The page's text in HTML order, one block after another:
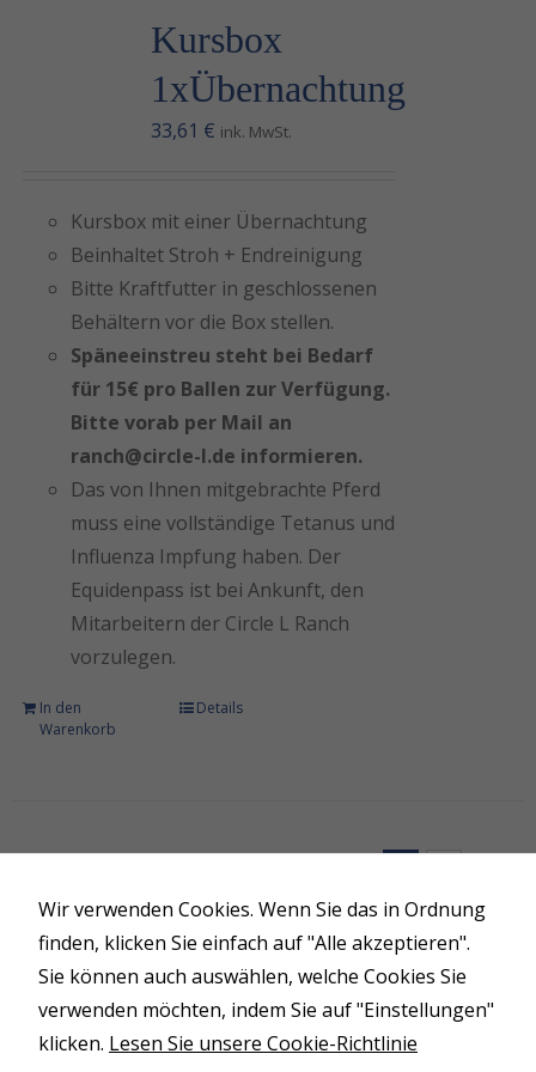
Kursbox
1xÜbernachtung
33,61 € ink. MwSt.
Kursbox mit einer Übernachtung
Beinhaltet Stroh + Endreinigung
Bitte Kraftfutter in geschlossenen
Behältern vor die Box stellen.
Späneeinstreu steht bei Bedarf
für 15€ pro Ballen zur Verfügung.
Bitte vorab per Mail an
ranch@circle-l.de informieren.
Das von Ihnen mitgebrachte Pferd
muss eine vollständige Tetanus und
Influenza Impfung haben. Der
Equidenpass ist bei Ankunft, den
Mitarbeitern der Circle L Ranch
vorzulegen.
In den
Warenkorb
Details
© Copyright 2026 | Circle L Ranch
Wir verwenden Cookies. Wenn Sie das in Ordnung
finden, klicken Sie einfach auf "Alle akzeptieren".
Sie können auch auswählen, welche Cookies Sie
verwenden möchten, indem Sie auf "Einstellungen"
klicken. Lesen Sie unsere Cookie-Richtlinie
diese Cookies
Website nicht
mehr
verfügbar sein.
Marketing
Indem Sie uns Ihre
Website mitteilen,
erhöhen Sie die
Wahrscheinlichkeit,
personalisierte
Inhalte und
Angebote